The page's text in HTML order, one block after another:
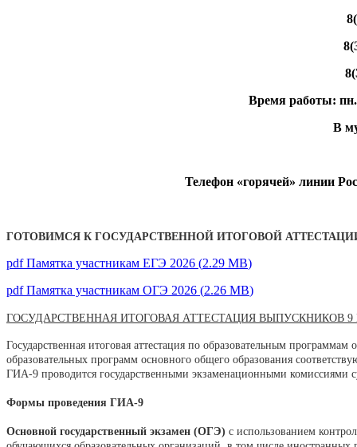
Время работы: пн.-
В
Телефон «горячей» линии
ГОТОВИМСЯ К ГОСУДАРСТВЕННОЙ ИТОГОВОЙ
pdfПамятка участникам ЕГЭ 2026 (2.29 MB)
pdfПамятка участникам ОГЭ 2026 (2.26 MB)
ГОСУДАРСТВЕННАЯ ИТОГОВАЯ АТТЕСТАЦИЯ ВЫПУСКНИКОВ
Государственная итоговая аттестация по образовательным
образовательных программ основного общего образования
ГИА-9 проводится государственными экзаменационными комиссиями
Формы проведения ГИА-9
Основной государственный экзамен (ОГЭ) с использованием